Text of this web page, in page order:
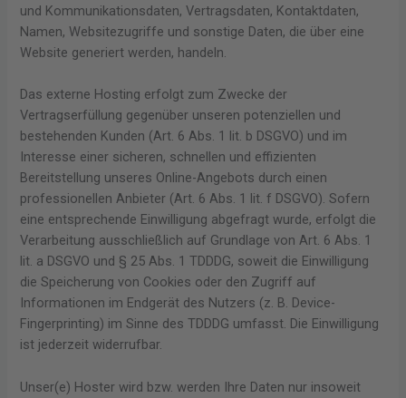
und Kommunikationsdaten, Vertragsdaten, Kontaktdaten,
Namen, Websitezugriffe und sonstige Daten, die über eine
Website generiert werden, handeln.
Das externe Hosting erfolgt zum Zwecke der
Vertragserfüllung gegenüber unseren potenziellen und
bestehenden Kunden (Art. 6 Abs. 1 lit. b DSGVO) und im
Interesse einer sicheren, schnellen und effizienten
Bereitstellung unseres Online-Angebots durch einen
professionellen Anbieter (Art. 6 Abs. 1 lit. f DSGVO). Sofern
eine entsprechende Einwilligung abgefragt wurde, erfolgt die
Verarbeitung ausschließlich auf Grundlage von Art. 6 Abs. 1
lit. a DSGVO und § 25 Abs. 1 TDDDG, soweit die Einwilligung
die Speicherung von Cookies oder den Zugriff auf
Informationen im Endgerät des Nutzers (z. B. Device-
Fingerprinting) im Sinne des TDDDG umfasst. Die Einwilligung
ist jederzeit widerrufbar.
Unser(e) Hoster wird bzw. werden Ihre Daten nur insoweit